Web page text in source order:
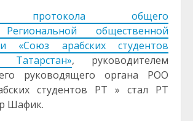
протокола общего
общественной
«Союз арабских студентов
Татарстан», руководителем
руководящего органа РОО
студентов РТ » стал РТ
Шафик.